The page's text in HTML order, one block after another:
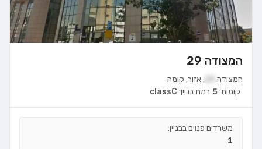
המצודה 29
המצודה , אזור, קומה
רמת בניין: classC קומות:5
משרדים פנוים בבניין:
1